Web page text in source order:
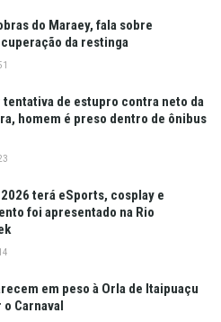
do Maraey, fala sobre
da restinga
de estupro contra neto da
homem é preso dentro de ônibus
terá eSports, cosplay e
foi apresentado na Rio
em peso à Orla de Itaipuaçu
Carnaval